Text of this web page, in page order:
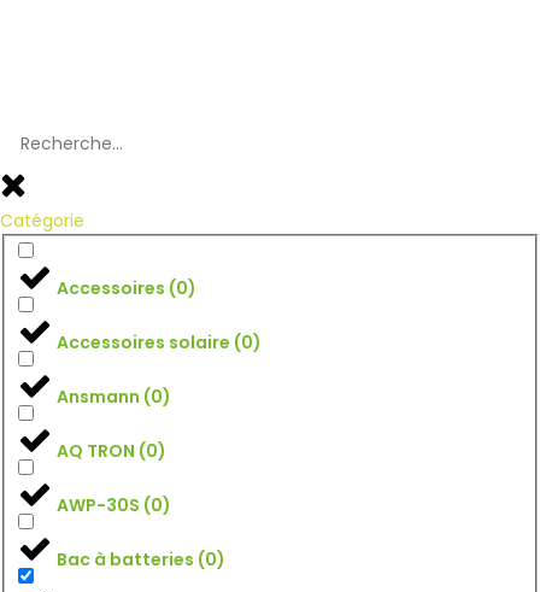
Catégorie
Accessoires (0)
Accessoires solaire (0)
Ansmann (0)
AQ TRON (0)
AWP-30S (0)
Bac à batteries (0)